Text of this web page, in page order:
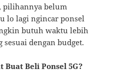
pilihannya belum
lo lagi ngincar ponsel
butuh waktu lebih
dengan budget.
Buat Beli Ponsel 5G?